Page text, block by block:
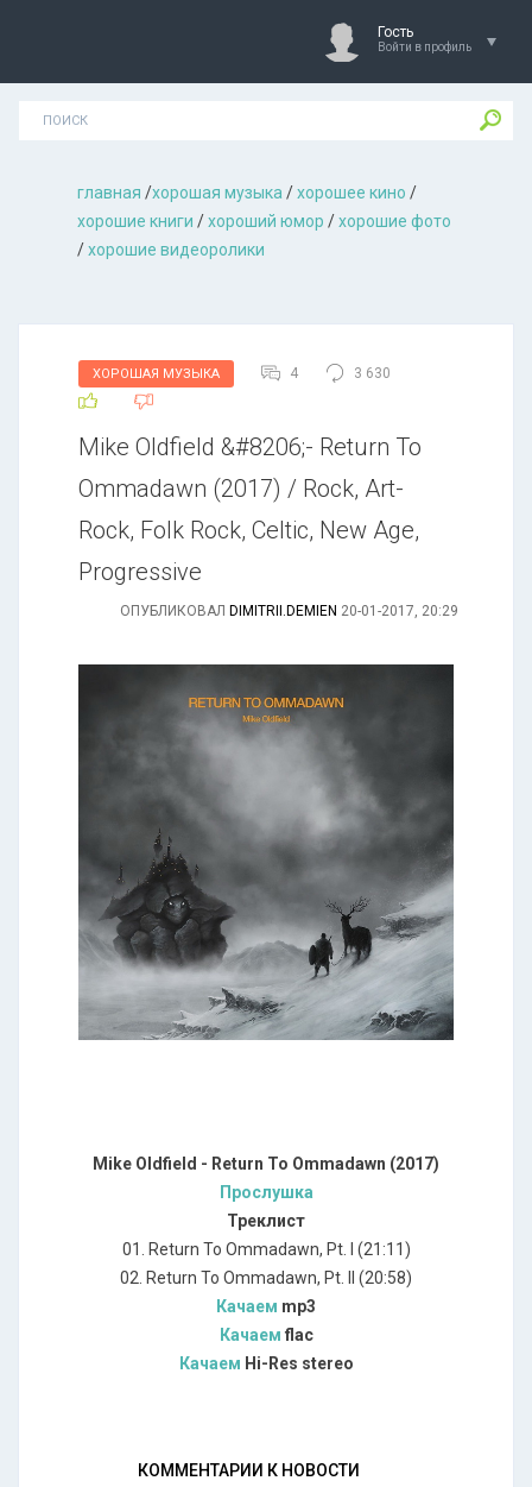
Гость
Войти в профиль
главная /хорошая музыкa /хорошее кино /
хорошие книги /хороший юмор /хорошие фото
/хорошие видеоролики
ХОРОШАЯ МУЗЫКА 4 3 630
Mike Oldfield &#8206;- Return To
Ommadawn (2017) / Rock, Art-
Rock, Folk Rock, Celtic, New Age,
Progressive
ОПУБЛИКОВАЛ DIMITRII.DEMIEN 20-01-2017, 20:29
Mike Oldfield ‎- Return To Ommadawn (2017)
Прослушка
Треклист
01. Return To Ommadawn, Pt. I (21:11)
02. Return To Ommadawn, Pt. II (20:58)
Качаем mp3
Качаем flac
Качаем Hi-Res stereo
КОММЕНТАРИИ К НОВОСТИ